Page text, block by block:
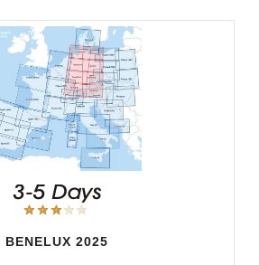
BENELUX 2025